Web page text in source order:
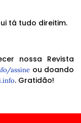
tá tudo direitim.
nossa Revista
assine ou doando
. Gratidão!